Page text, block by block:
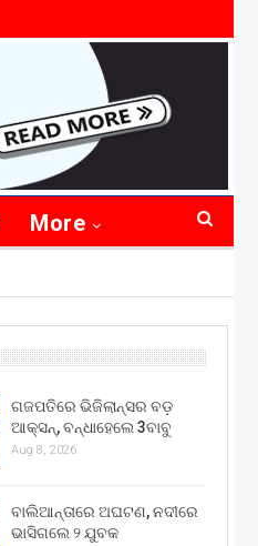
More
ଗଜପତିରେ ଭିଜିଲାନ୍ସର ବଡ଼
ଆକ୍ସନ୍, ବନ୍ଧାହେଲେ 3ବାବୁ
Aug 8, 2026
ବାଲିଆନ୍ତାରେ ଅଘଟଣ, ନଦୀରେ
ଭାସିଗଲେ ୨ ଯୁବକ